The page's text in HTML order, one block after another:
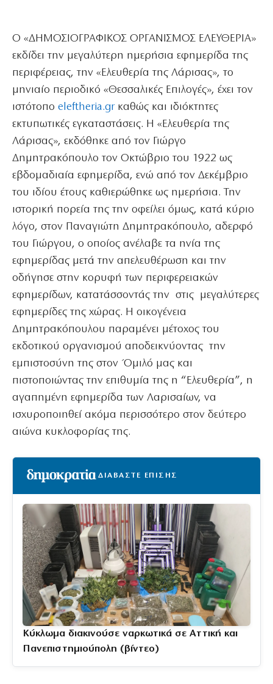
Ο «ΔΗΜΟΣΙΟΓΡΑΦΙΚΟΣ ΟΡΓΑΝΙΣΜΟΣ ΕΛΕΥΘΕΡΙΑ»
εκδίδει την μεγαλύτερη ημερήσια εφημερίδα της
περιφέρειας, την «Ελευθερία της Λάρισας», το
μηνιαίο περιοδικό «Θεσσαλικές Επιλογές», έχει τον
ιστότοπο eleftheria.grκαθώς και ιδιόκτητες
εκτυπωτικές εγκαταστάσεις. Η «Ελευθερία της
Λάρισας», εκδόθηκε από τον Γιώργο
Δημητρακόπουλο τον Οκτώβριο του 1922 ως
εβδομαδιαία εφημερίδα, ενώ από τον Δεκέμβριο
του ιδίου έτους καθιερώθηκε ως ημερήσια. Την
ιστορική πορεία της την οφείλει όμως, κατά κύριο
λόγο, στον Παναγιώτη Δημητρακόπουλο, αδερφό
του Γιώργου, ο οποίος ανέλαβε τα ηνία της
εφημερίδας μετά την απελευθέρωση και την
οδήγησε στην κορυφή των περιφερειακών
εφημερίδων, κατατάσσοντάς την στις μεγαλύτερες
εφημερίδες της χώρας. Η οικογένεια
Δημητρακόπουλου παραμένει μέτοχος του
εκδοτικού οργανισμού αποδεικνύοντας την
εμπιστοσύνη της στον Όμιλό μας και
πιστοποιώντας την επιθυμία της η “Ελευθερία”, η
αγαπημένη εφημερίδα των Λαρισαίων, να
ισχυροποιηθεί ακόμα περισσότερο στον δεύτερο
αιώνα κυκλοφορίας της.
ΔΙΑΒΑΣΤΕ ΕΠΙΣΗΣ
Κύκλωμα διακινούσε ναρκωτικά σε Αττική και
Πανεπιστημιούπολη (βίντεο)